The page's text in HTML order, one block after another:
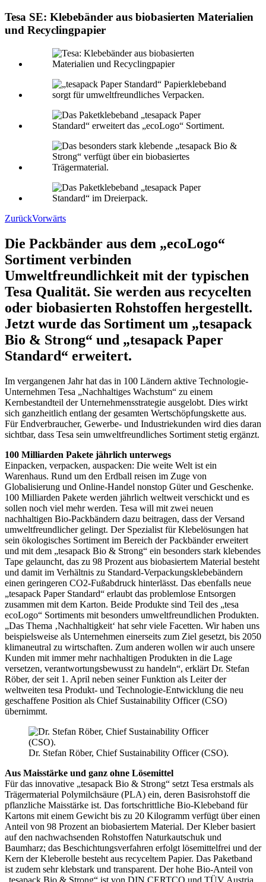
Tesa SE: Klebebänder aus biobasierten Materialien
und Recyclingpapier
ZurückVorwärts
Die Packbänder aus dem „ecoLogo“
Sortiment verbinden
Umweltfreundlichkeit mit der typischen
Tesa Qualität. Sie werden aus recycelten
oder biobasierten Rohstoffen hergestellt.
Jetzt wurde das Sortiment um „tesapack
Bio & Strong“ und „tesapack Paper
Standard“ erweitert.
Im vergangenen Jahr hat das in 100 Ländern aktive Technologie-
Unternehmen Tesa „Nachhaltiges Wachstum“ zu einem
Kernbestandteil der Unternehmensstrategie ausgelobt. Dies wirkt
sich ganzheitlich entlang der gesamten Wertschöpfungskette aus.
Für Endverbraucher, Gewerbe- und Industriekunden wird dies daran
sichtbar, dass Tesa sein umweltfreundliches Sortiment stetig ergänzt.
100 Milliarden Pakete jährlich unterwegs
Einpacken, verpacken, auspacken: Die weite Welt ist ein
Warenhaus. Rund um den Erdball reisen im Zuge von
Globalisierung und Online-Handel nonstop Güter und Geschenke.
100 Milliarden Pakete werden jährlich weltweit verschickt und es
sollen noch viel mehr werden. Tesa will mit zwei neuen
nachhaltigen Bio-Packbändern dazu beitragen, dass der Versand
umweltfreundlicher gelingt. Der Spezialist für Klebelösungen hat
sein ökologisches Sortiment im Bereich der Packbänder erweitert
und mit dem „tesapack Bio & Strong“ ein besonders stark klebendes
Tape gelauncht, das zu 98 Prozent aus biobasiertem Material besteht
und damit im Verhältnis zu Standard-Verpackungsklebebändern
einen geringeren CO2-Fußabdruck hinterlässt. Das ebenfalls neue
„tesapack Paper Standard“ erlaubt das problemlose Entsorgen
zusammen mit dem Karton. Beide Produkte sind Teil des „tesa
ecoLogo“ Sortiments mit besonders umweltfreundlichen Produkten.
„Das Thema ‚Nachhaltigkeit‘ hat sehr viele Facetten. Wir haben uns
beispielsweise als Unternehmen einerseits zum Ziel gesetzt, bis 2050
klimaneutral zu wirtschaften. Zum anderen wollen wir auch unsere
Kunden mit immer mehr nachhaltigen Produkten in die Lage
versetzen, verantwortungsbewusst zu handeln“, erklärt Dr. Stefan
Röber, der seit 1. April neben seiner Funktion als Leiter der
weltweiten tesa Produkt- und Technologie-Entwicklung die neu
geschaffene Position als Chief Sustainability Officer (CSO)
übernimmt.
Dr. Stefan Röber, Chief Sustainability Officer (CSO).
Aus Maisstärke und ganz ohne Lösemittel
Für das innovative „tesapack Bio & Strong“ setzt Tesa erstmals als
Trägermaterial Polymilchsäure (PLA) ein, deren Basisrohstoff die
pflanzliche Maisstärke ist. Das fortschrittliche Bio-Klebeband für
Kartons mit einem Gewicht bis zu 20 Kilogramm verfügt über einen
Anteil von 98 Prozent an biobasiertem Material. Der Kleber basiert
auf den nachwachsenden Rohstoffen Naturkautschuk und
Baumharz; das Beschichtungsverfahren erfolgt lösemittelfrei und der
Kern der Kleberolle besteht aus recyceltem Papier. Das Paketband
ist zudem sehr klebstark und transparent. Der hohe Bio-Anteil von
„tesapack Bio & Strong“ ist von DIN CERTCO und TÜV Austria